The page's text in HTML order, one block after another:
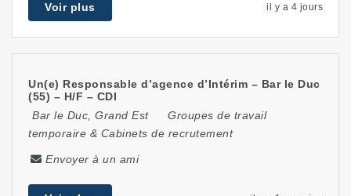
Voir plus il y a 4 jours
Un(e) Responsable d’agence d’Intérim – Bar le Duc
(55) – H/F – CDI
Bar le Duc Grand Est
Groupes de travail
temporaire & Cabinets de recrutement
Envoyer à un ami